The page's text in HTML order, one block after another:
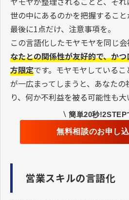
世の中にあるのかを把握すること
最後に1点だけ、注意事項を。
この言語化したモヤモヤを同じ会
なたとの関係性が友好的で、か
方限定です。モヤモヤしている
が一広まってしまうと、あなた
り、何か不利益を被る可能性も大
\ 簡単20秒!2STEP
無料相談のお申し
営業スキルの言語化